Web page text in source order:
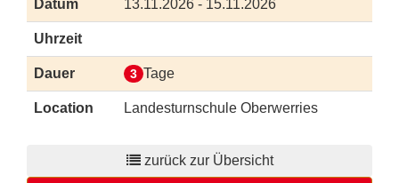
Datum 13.11.2026 - 15.11.2026
Uhrzeit
Dauer 3 Tage
Location Landesturnschule Oberwerries
zurück zur Übersicht